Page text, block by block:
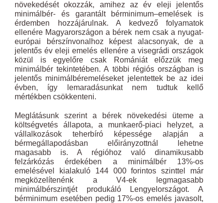
növekedését okozzák, amihez az év eleji jelentős
minimálbér- és garantált bérminimum–emelések is
érdemben hozzájárulnak. A kedvező folyamatok
ellenére Magyarországon a bérek nem csak a nyugat-
európai bérszínvonalhoz képest alacsonyak, de a
jelentős év eleji emelés ellenére a visegrádi országok
közül is egyelőre csak Romániát előzzük meg
minimálbér tekintetében. A többi régiós országban is
jelentős minimálbéremeléseket jelentettek be az idei
évben, így lemaradásunkat nem tudtuk kellő
mértékben csökkenteni.
Meglátásunk szerint a bérek növekedési üteme a
költségvetés állapota, a munkaerő-piaci helyzet, a
vállalkozások teherbíró képessége alapján a
bérmegállapodásban előirányzottnál lehetne
magasabb is. A régióhoz való dinamikusabb
felzárkózás érdekében a minimálbér 13%-os
emelésével kialakuló 144 000 forintos szinttel már
megközelítenénk a V4-ek legmagasabb
minimálbérszintjét produkáló Lengyelországot. A
bérminimum esetében pedig 17%-os emelés javasolt,